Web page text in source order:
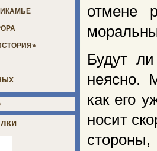
отмене
Будут
неясно.
как его
носит